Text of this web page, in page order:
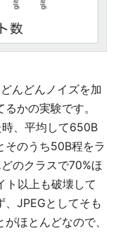
んどんノイズを加
かの実験です。
、平均して650B
そのうち50B程をラ
のクラスで70%ほ
ト以上も破壊して
、JPEGとしてそも
ほとんどなので、